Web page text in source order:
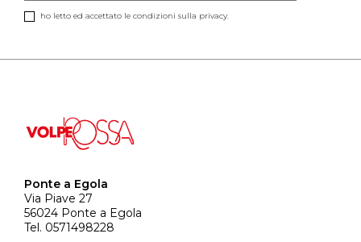
ho letto ed accettato le condizioni sulla privacy.
Ponte a Egola
Via Piave 27
56024 Ponte a Egola
Tel. 0571498228